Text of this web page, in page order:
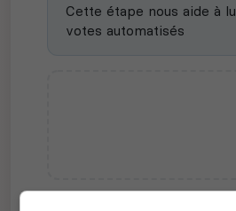
Cette étape nous aide à
votes automatisés